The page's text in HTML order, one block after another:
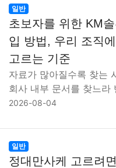
일반
초보자를 위한 KM
입 방법, 우리 조직에
고르는 기준
자료가 많아질수록 찾는
회사 내부 문서를 찾느
2026-08-04
일반
정대만사케 고르려